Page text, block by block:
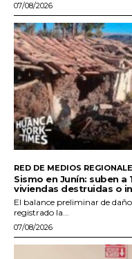
07/08/2026
RED DE MEDIOS
Sismo en Junín: suben a
viviendas destruidas o
El balance preliminar de
registrado la...
07/08/2026